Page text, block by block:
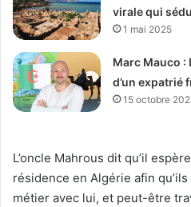
virale qui
1 mai 2025
Marc Mauco :
d’un expatrié
15 octobre
L’oncle Mahrous dit qu’il
résidence en Algérie afin
métier avec lui, et peut-être